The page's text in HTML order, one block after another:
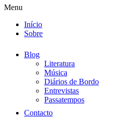
Menu
Início
Sobre
Blog
Literatura
Música
Diários de Bordo
Entrevistas
Passatempos
Contacto